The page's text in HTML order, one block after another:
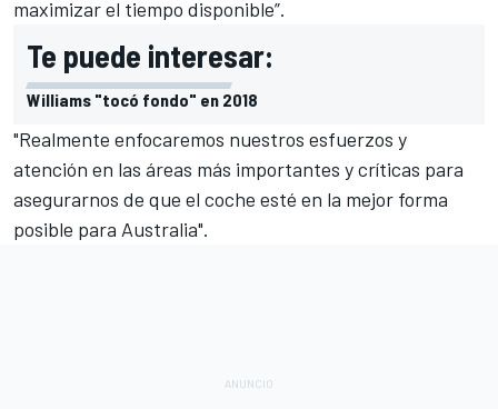
maximizar el tiempo disponible”.
Te puede interesar:
Williams "tocó fondo" en 2018
"Realmente enfocaremos nuestros esfuerzos y
atención en las áreas más importantes y críticas para
asegurarnos de que el coche esté en la mejor forma
posible para Australia".